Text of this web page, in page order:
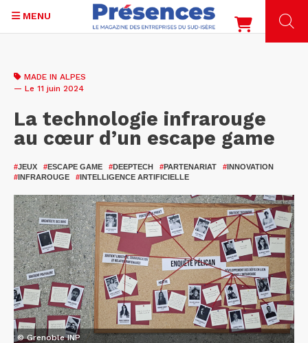
contenu
MENU
MADE IN ALPES
— Le 11 juin 2024
La technologie infrarouge
au cœur d’un escape game
#JEUX #ESCAPE GAME #DEEPTECH #PARTENARIAT #INNOVATION
#INFRAROUGE #INTELLIGENCE ARTIFICIELLE
© Grenoble INP